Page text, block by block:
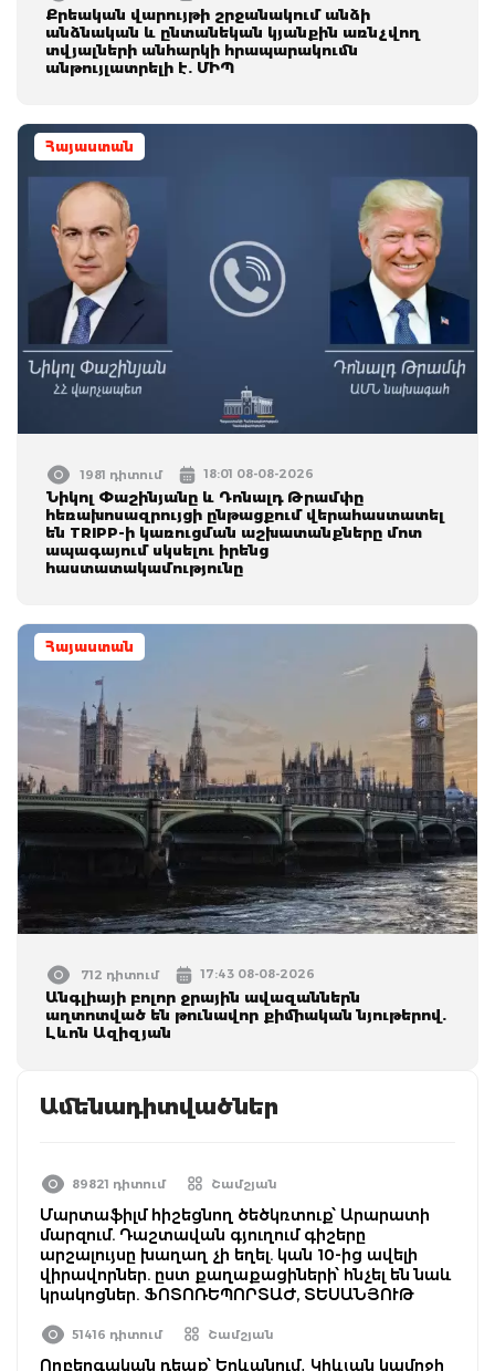
Քրեական վարույթի շրջանակում անձի
անձնական և ընտանեկան կյանքին առնչվող
տվյալների անհարկի հրապարակումն
անթույլատրելի է. ՄԻՊ
Հայաստան
1981 դիտում 18:01 08-08-2026
Նիկոլ Փաշինյանը և Դոնալդ Թրամփը
հեռախոսազրույցի ընթացքում վերահաստատել
են TRIPP-ի կառուցման աշխատանքները մոտ
ապագայում սկսելու իրենց
հաստատակամությունը
Հայաստան
712 դիտում 17:43 08-08-2026
Անգլիայի բոլոր ջրային ավազաններն
աղտոտված են թnւնավոր քիմիական նյութերով.
Լևոն Ազիզյան
Ամենադիտվածներ
89821 դիտում Շամշյան
Մարտաֆիլմ հիշեցնող ծեծկռտուք՝ Արարատի
մարզում. Դաշտավան գյուղում գիշերը
արշալույսը խաղաղ չի եղել. կան 10-ից ավելի
վիրավորներ. ըստ քաղաքացիների՝ հնչել են նաև
կրակոցներ. ՖՈՏՈՌԵՊՈՐՏԱԺ, ՏԵՍԱՆՅՈՒԹ
51416 դիտում Շամշյան
Ողբերգական դեպք՝ Երևանում․ Կիևյան կամրջի